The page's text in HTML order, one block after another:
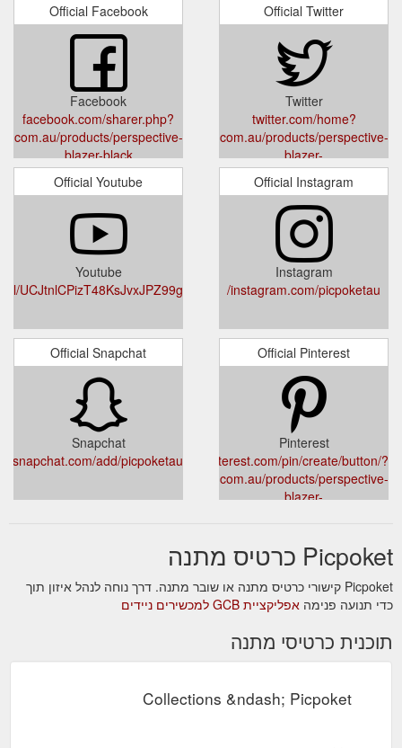
Official Facebook
Facebook
facebook.com/sharer.php?
products/perspective-
blazer-black
Official Twitter
Twitter
twitter.com/home?
status=picpoket.com.au/products/perspective-
blazer-
black%20via%20@PicpoketAu
Official Youtube
Youtube
UCJtnlCPizT48KsJvxJPZ99g
Official Instagram
Instagram
instagram.com/picpoketau/
Official Snapchat
Snapchat
snapchat.com/add/picpoketau
Official Pinterest
Pinterest
pinterest.com/pin/create/button/?
url=picpoket.com.au/products/perspective-
blazer-
Picpoket כרטיס מתנה
Picpoket קישורי כרטיס מתנה או שובר מתנה. דרך נוחה לנהל איזון תוך
כדי תנועה פנימה אפליקציית GCB למכשירים ניידים
תוכנית כרטיסי מתנה
Collections &ndash; Picpoket